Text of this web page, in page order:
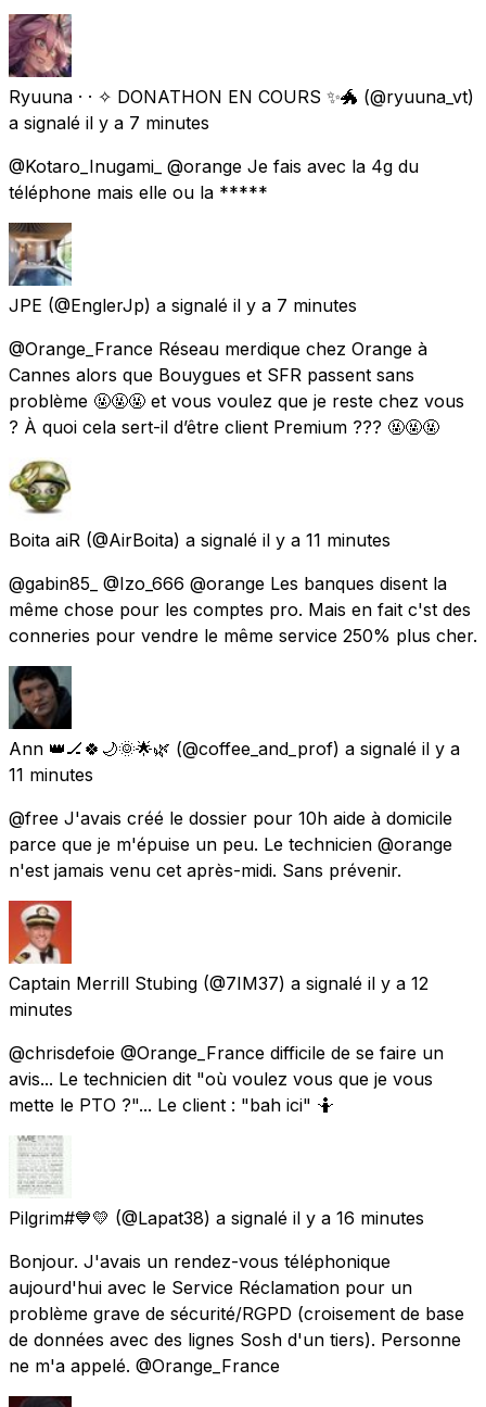
Ryuuna · · ✧ DONATHON EN COURS ✨🐲 (@ryuuna_vt)
a signalé il y a 7 minutes
@Kotaro_Inugami_ @orange Je fais avec la 4g du
téléphone mais elle ou la *****
JPE (@EnglerJp) a signalé il y a 7 minutes
@Orange_France Réseau merdique chez Orange à
Cannes alors que Bouygues et SFR passent sans
problème 🤬🤬🤬 et vous voulez que je reste chez vous
? À quoi cela sert-il d’être client Premium ??? 🤬🤬🤬
Boita aiR (@AirBoita) a signalé il y a 11 minutes
@gabin85_ @Izo_666 @orange Les banques disent la
même chose pour les comptes pro. Mais en fait c'st des
conneries pour vendre le même service 250% plus cher.
Ann 👑🏒🍀🌙🌞🌟🌿 (@coffee_and_prof) a signalé il y a
11 minutes
@free J'avais créé le dossier pour 10h aide à domicile
parce que je m'épuise un peu. Le technicien @orange
n'est jamais venu cet après-midi. Sans prévenir.
Captain Merrill Stubing (@7IM37) a signalé il y a 12
minutes
@chrisdefoie @Orange_France difficile de se faire un
avis... Le technicien dit "où voulez vous que je vous
mette le PTO ?"... Le client : "bah ici" 🤷
Pilgrim#💙💛 (@Lapat38) a signalé il y a 16 minutes
Bonjour. J'avais un rendez-vous téléphonique
aujourd'hui avec le Service Réclamation pour un
problème grave de sécurité/RGPD (croisement de base
de données avec des lignes Sosh d'un tiers). Personne
ne m'a appelé. @Orange_France